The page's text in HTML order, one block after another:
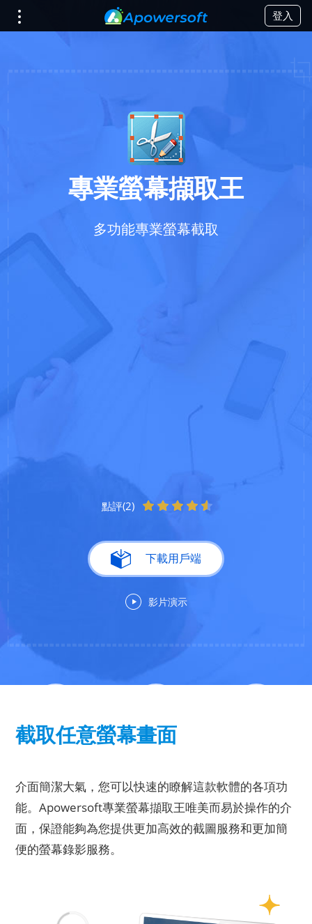
登入
專業螢幕擷取王
多功能專業螢幕截取
點評(2)
下載用戶端
影片演示
多功能螢幕截取 專業編輯圖片
上傳分享圖片
截取任意螢幕畫面
介面簡潔大氣，您可以快速的瞭解這款軟體的各項功
能。Apowersoft專業螢幕擷取王唯美而易於操作的介
面，保證能夠為您提供更加高效的截圖服務和更加簡
便的螢幕錄影服務。